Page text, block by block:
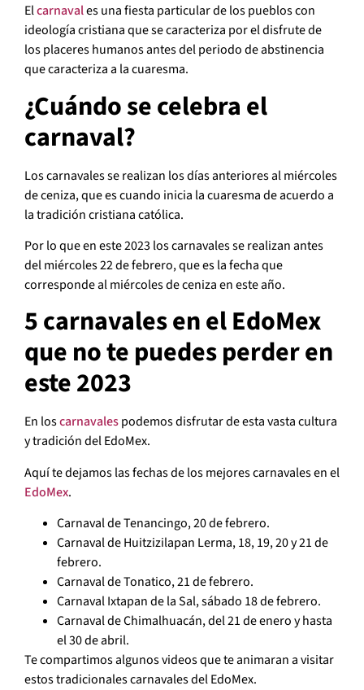
Elcarnavales una fiesta particular de los pueblos con
ideología cristiana que se caracteriza por el disfrute de
los placeres humanos antes del periodo de abstinencia
que caracteriza a la cuaresma.
¿Cuándo se celebra el
carnaval?
Los carnavales se realizan los días anteriores al miércoles
de ceniza, que es cuando inicia la cuaresma de acuerdo a
la tradición cristiana católica.
Por lo que en este 2023 los carnavales se realizan antes
del miércoles 22 de febrero, que es la fecha que
corresponde al miércoles de ceniza en este año.
5 carnavales en el EdoMex
que no te puedes perder en
este 2023
En loscarnavalespodemos disfrutar de esta vasta cultura
y tradición del EdoMex.
Aquí te dejamos las fechas de los mejores carnavales en el
EdoMex.
Carnaval de Tenancingo, 20 de febrero.
Carnaval de Huitzizilapan Lerma, 18, 19, 20 y 21 de
febrero.
Carnaval de Tonatico, 21 de febrero.
Carnaval Ixtapan de la Sal, sábado 18 de febrero.
Carnaval de Chimalhuacán, del 21 de enero y hasta
el 30 de abril.
Te compartimos algunos videos que te animaran a visitar
estos tradicionales carnavales del EdoMex.